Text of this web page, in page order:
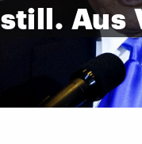
still. Aus